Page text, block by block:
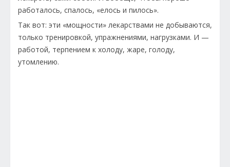
работалось, спалось, «елось и пилось».
Так вот: эти «мощности» лекарствами не добываются,
только тренировкой, упражнениями, нагрузками. И —
работой, терпением к холоду, жаре, голоду,
утомлению.